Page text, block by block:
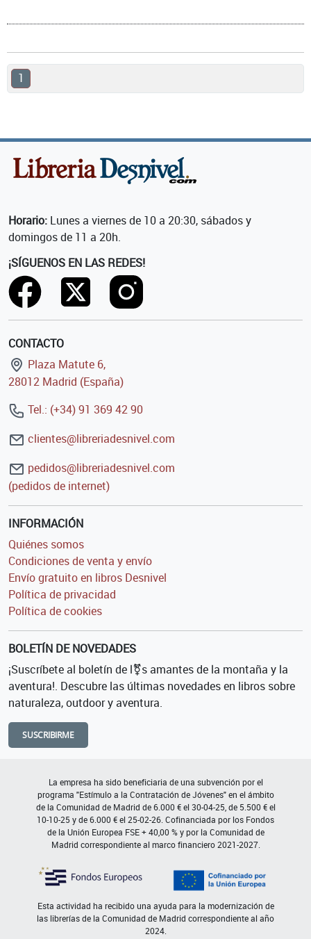
1
Horario: Lunes a viernes de 10 a 20:30, sábados y
domingos de 11 a 20h.
¡SÍGUENOS EN LAS REDES!
CONTACTO
Plaza Matute 6,
28012 Madrid (España)
Tel.: (+34) 91 369 42 90
clientes@libreriadesnivel.com
pedidos@libreriadesnivel.com
(pedidos de internet)
INFORMACIÓN
Quiénes somos
Condiciones de venta y envío
Envío gratuito en libros Desnivel
Política de privacidad
Política de cookies
BOLETÍN DE NOVEDADES
¡Suscríbete al boletín de l⚧s amantes de la montaña y la
aventura!. Descubre las últimas novedades en libros sobre
naturaleza, outdoor y aventura.
SUSCRIBIRME
La empresa ha sido beneficiaria de una subvención por el
programa "Estímulo a la Contratación de Jóvenes" en el ámbito
de la Comunidad de Madrid de 6.000 € el 30-04-25, de 5.500 € el
10-10-25 y de 6.000 € el 25-02-26. Cofinanciada por los Fondos
de la Unión Europea FSE + 40,00 % y por la Comunidad de
Madrid correspondiente al marco financiero 2021-2027.
Esta actividad ha recibido una ayuda para la modernización de
las librerías de la Comunidad de Madrid correspondiente al año
2024.